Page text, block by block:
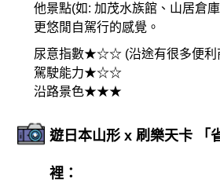
他景點(如: 加茂水族館、山居倉
更悠閒自駕行的感覺。
尿意指數★☆☆ (沿途有很多便利
駕駛能力★☆☆
沿路景色★★★
遊日本山形 x 刷樂天卡 「
裡：